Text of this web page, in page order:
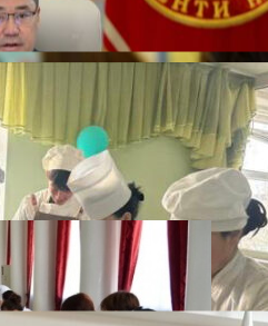
КӨРКӨМ ТАСМАСЫ
07.08.2026
ПРЕЗИДЕНТ САДЫР
МАМЛЕКЕТТЕРДИН
ЖОЛУГУШТУ
07.08.2026
Абитуриент
ЖОЖДОРГО КАБЫЛ
27.07.2026
ӨЗҮҢДҮН КЕЛЕЧЕГИҢ
20.07.2026